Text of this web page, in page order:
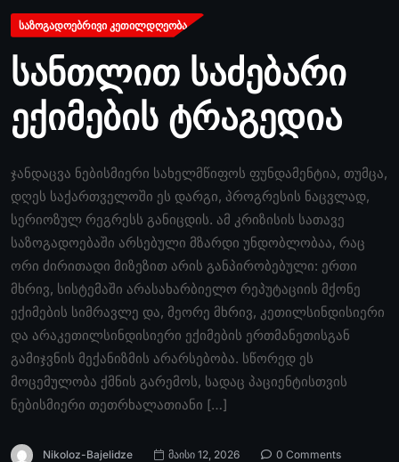
ᲡᲐᲖᲝᲒᲐᲓᲝᲔᲑᲠᲘᲕᲘ ᲙᲔᲗᲘᲚᲓᲦᲔᲝᲑᲐ
სანთლით საძებარი
ექიმების ტრაგედია
ჯანდაცვა ნებისმიერი სახელმწიფოს ფუნდამენტია, თუმცა,
დღეს საქართველოში ეს დარგი, პროგრესის ნაცვლად,
სერიოზულ რეგრესს განიცდის. ამ კრიზისის სათავე
საზოგადოებაში არსებული მზარდი უნდობლობაა, რაც
ორი ძირითადი მიზეზით არის განპირობებული: ერთი
მხრივ, სისტემაში არასახარბიელო რეპუტაციის მქონე
ექიმების სიმრავლე და, მეორე მხრივ, კეთილსინდისიერი
და არაკეთილსინდისიერი ექიმების ერთმანეთისგან
გამიჯვნის მექანიზმის არარსებობა. სწორედ ეს
მოცემულობა ქმნის გარემოს, სადაც პაციენტისთვის
ნებისმიერი თეთრხალათიანი […]
Nikoloz-Bajelidze მაისი 12, 2026
0 Comments